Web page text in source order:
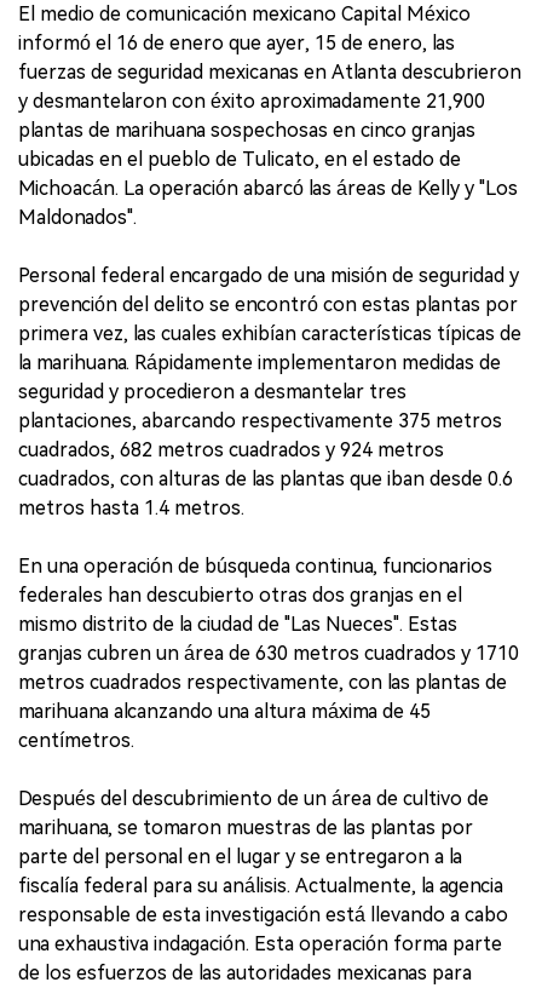
El medio de comunicación mexicano Capital México
informó el 16 de enero que ayer, 15 de enero, las
fuerzas de seguridad mexicanas en Atlanta descubrieron
y desmantelaron con éxito aproximadamente 21,900
plantas de marihuana sospechosas en cinco granjas
ubicadas en el pueblo de Tulicato, en el estado de
Michoacán. La operación abarcó las áreas de Kelly y "Los
Maldonados".
Personal federal encargado de una misión de seguridad y
prevención del delito se encontró con estas plantas por
primera vez, las cuales exhibían características típicas de
la marihuana. Rápidamente implementaron medidas de
seguridad y procedieron a desmantelar tres
plantaciones, abarcando respectivamente 375 metros
cuadrados, 682 metros cuadrados y 924 metros
cuadrados, con alturas de las plantas que iban desde 0.6
metros hasta 1.4 metros.
En una operación de búsqueda continua, funcionarios
federales han descubierto otras dos granjas en el
mismo distrito de la ciudad de "Las Nueces". Estas
granjas cubren un área de 630 metros cuadrados y 1710
metros cuadrados respectivamente, con las plantas de
marihuana alcanzando una altura máxima de 45
centímetros.
Después del descubrimiento de un área de cultivo de
marihuana, se tomaron muestras de las plantas por
parte del personal en el lugar y se entregaron a la
fiscalía federal para su análisis. Actualmente, la agencia
responsable de esta investigación está llevando a cabo
una exhaustiva indagación. Esta operación forma parte
de los esfuerzos de las autoridades mexicanas para